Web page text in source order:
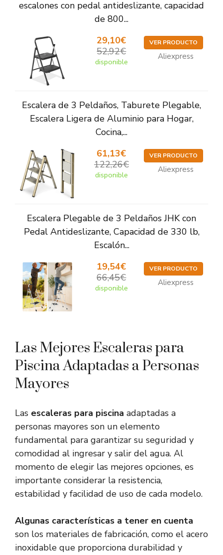
escalones con pedal antideslizante, capacidad
de 800...
29,10€
52,92€
disponible
VER PRODUCTO
Aliexpress
Escalera de 3 Peldaños, Taburete Plegable,
Escalera Ligera de Aluminio para Hogar,
Cocina,...
61,13€
122,26€
disponible
VER PRODUCTO
Aliexpress
Escalera Plegable de 3 Peldaños JHK con
Pedal Antideslizante, Capacidad de 330 lb,
Escalón...
19,54€
66,45€
disponible
VER PRODUCTO
Aliexpress
Las Mejores Escaleras para
Piscina Adaptadas a Personas
Mayores
Las escaleras para piscina adaptadas a
personas mayores son un elemento
fundamental para garantizar su seguridad y
comodidad al ingresar y salir del agua. Al
momento de elegir las mejores opciones, es
importante considerar la resistencia,
estabilidad y facilidad de uso de cada modelo.
Algunas características a tener en cuenta
son los materiales de fabricación, como el acero
inoxidable que proporciona durabilidad y